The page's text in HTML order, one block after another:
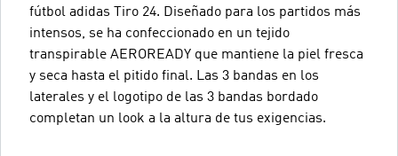
fútbol adidas Tiro 24. Diseñado para los partidos más
intensos, se ha confeccionado en un tejido
transpirable AEROREADY que mantiene la piel fresca
y seca hasta el pitido final. Las 3 bandas en los
laterales y el logotipo de las 3 bandas bordado
completan un look a la altura de tus exigencias.